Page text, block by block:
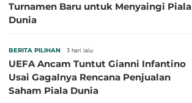
Turnamen Baru untuk Menyaingi Piala
Dunia
BERITA PILIHAN 3 hari lalu
UEFA Ancam Tuntut Gianni Infantino
Usai Gagalnya Rencana Penjualan
Saham Piala Dunia